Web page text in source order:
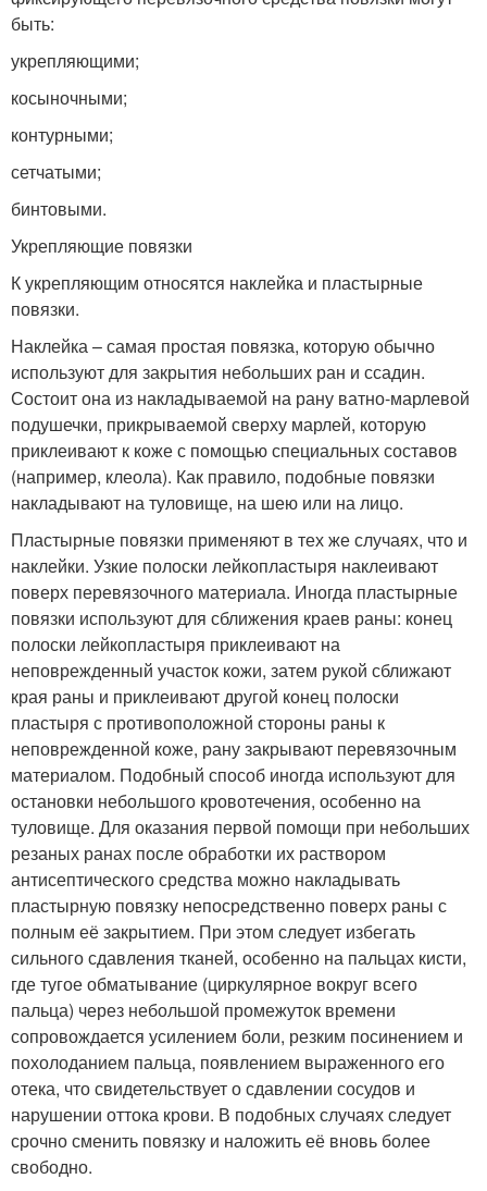
быть:
укрепляющими;
косыночными;
контурными;
сетчатыми;
бинтовыми.
Укрепляющие повязки
К укрепляющим относятся наклейка и пластырные
повязки.
Наклейка – самая простая повязка, которую обычно
используют для закрытия небольших ран и ссадин.
Состоит она из накладываемой на рану ватно-марлевой
подушечки, прикрываемой сверху марлей, которую
приклеивают к коже с помощью специальных составов
(например, клеола). Как правило, подобные повязки
накладывают на туловище, на шею или на лицо.
Пластырные повязки применяют в тех же случаях, что и
наклейки. Узкие полоски лейкопластыря наклеивают
поверх перевязочного материала. Иногда пластырные
повязки используют для сближения краев раны: конец
полоски лейкопластыря приклеивают на
неповрежденный участок кожи, затем рукой сближают
края раны и приклеивают другой конец полоски
пластыря с противоположной стороны раны к
неповрежденной коже, рану закрывают перевязочным
материалом. Подобный способ иногда используют для
остановки небольшого кровотечения, особенно на
туловище. Для оказания первой помощи при небольших
резаных ранах после обработки их раствором
антисептического средства можно накладывать
пластырную повязку непосредственно поверх раны с
полным её закрытием. При этом следует избегать
сильного сдавления тканей, особенно на пальцах кисти,
где тугое обматывание (циркулярное вокруг всего
пальца) через небольшой промежуток времени
сопровождается усилением боли, резким посинением и
похолоданием пальца, появлением выраженного его
отека, что свидетельствует о сдавлении сосудов и
нарушении оттока крови. В подобных случаях следует
срочно сменить повязку и наложить её вновь более
свободно.